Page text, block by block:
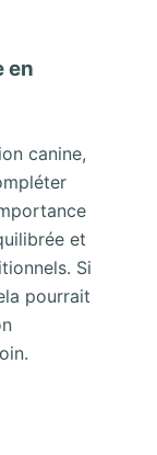
en
canine,
et
Si
pourrait